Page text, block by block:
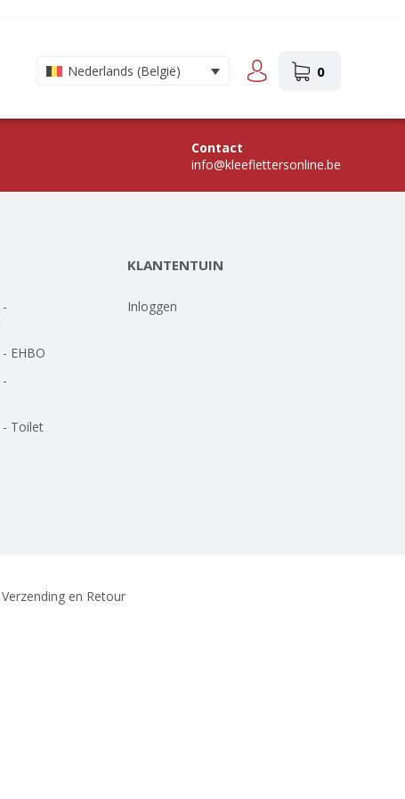
Nederlands (België) 0
Contact
info@kleeflettersonline.be
EHBO
Toilet
KLANTENTUIN
Inloggen
Verzending en Retour